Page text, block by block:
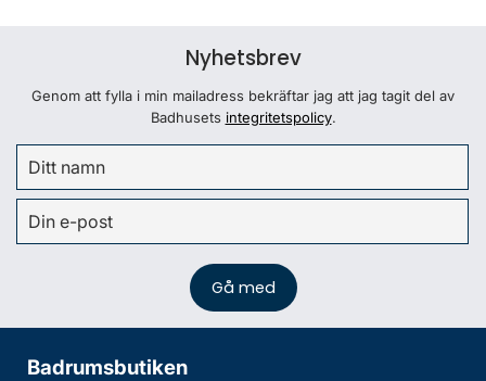
Nyhetsbrev
Genom att fylla i min mailadress bekräftar jag att jag tagit del av
Badhusets integritetspolicy.
Badrumsbutiken